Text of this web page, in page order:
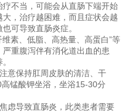
不当，可能会从直肠下端开始
，治疗越困难，而且症状会越
可导致直肠炎症。
素、低脂、高热量、高蛋白”等
重腹泻伴有消化道出血的患
保持肛周皮肤的清洁、干
锰酸钾坐浴，坐浴15-30分
导致直肠炎，此类患者需要